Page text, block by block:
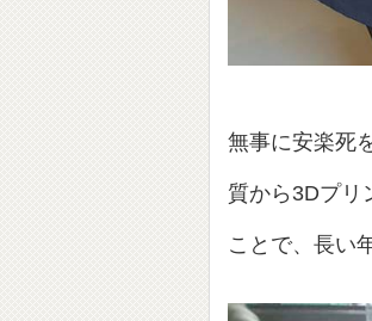
無事に安楽死
質から3Dプリ
ことで、長い